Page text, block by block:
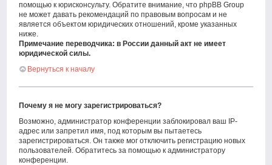
помощью к юрисконсульту. Обратите внимание, что phpBB Group
не может давать рекомендаций по правовым вопросам и не
является объектом юридических отношений, кроме указанных
ниже.
Примечание переводчика: в России данный акт не имеет
юридической силы.
Вернуться к началу
Почему я не могу зарегистрироваться?
Возможно, администратор конференции заблокировал ваш IP-
адрес или запретил имя, под которым вы пытаетесь
зарегистрироваться. Он также мог отключить регистрацию новых
пользователей. Обратитесь за помощью к администратору
конференции.